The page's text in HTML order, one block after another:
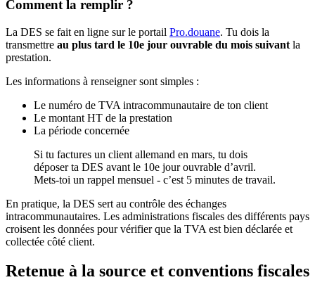
Comment la remplir ?
La DES se fait en ligne sur le portail Pro.douane. Tu dois la
transmettre au plus tard le 10e jour ouvrable du mois suivant la
prestation.
Les informations à renseigner sont simples :
Le numéro de TVA intracommunautaire de ton client
Le montant HT de la prestation
La période concernée
Si tu factures un client allemand en mars, tu dois
déposer ta DES avant le 10e jour ouvrable d’avril.
Mets-toi un rappel mensuel - c’est 5 minutes de travail.
En pratique, la DES sert au contrôle des échanges
intracommunautaires. Les administrations fiscales des différents pays
croisent les données pour vérifier que la TVA est bien déclarée et
collectée côté client.
Retenue à la source et conventions fiscales